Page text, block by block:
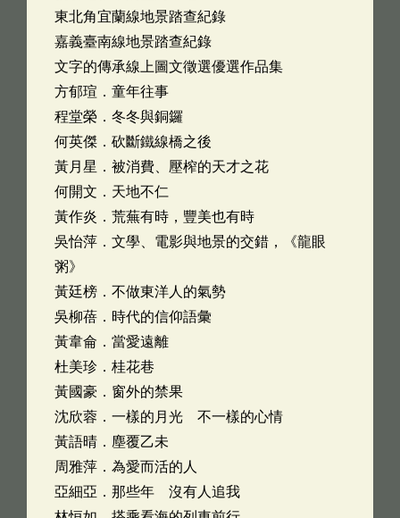
東北角宜蘭線地景踏查紀錄
嘉義臺南線地景踏查紀錄
文字的傳承線上圖文徵選優選作品集
方郁瑄．童年往事
程堂榮．冬冬與銅鑼
何英傑．砍斷鐵線橋之後
黃月星．被消費、壓榨的天才之花
何開文．天地不仁
黃作炎．荒蕪有時，豐美也有時
吳怡萍．文學、電影與地景的交錯，《龍眼
粥》
黃廷榜．不做東洋人的氣勢
吳柳蓓．時代的信仰語彙
黃韋侖．當愛遠離
杜美珍．桂花巷
黃國豪．窗外的禁果
沈欣蓉．一樣的月光 不一樣的心情
黃語晴．塵覆乙未
周雅萍．為愛而活的人
亞細亞．那些年 沒有人追我